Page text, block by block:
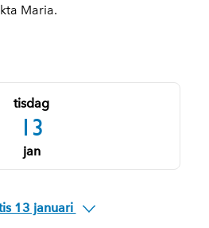
tisdag
13
jan
13 januari
Maria.